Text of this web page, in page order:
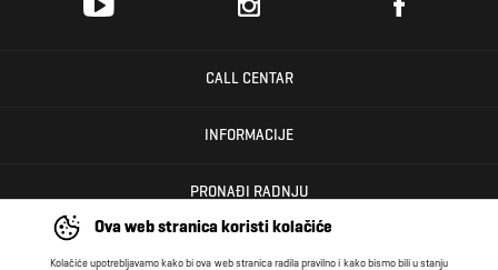
Ova web stranica koristi kolačiće
Kolačiće upotrebljavamo kako bi ova web stranica radila pravilno i kako bismo bili u stanju
CALL CENTAR
INFORMACIJE
PRONAĐI RADNJU